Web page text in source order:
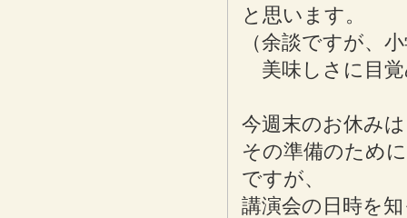
と思います。
（余談ですが、
美味しさに目覚
今週末のお休み
その準備のため
ですが、
講演会の日時を